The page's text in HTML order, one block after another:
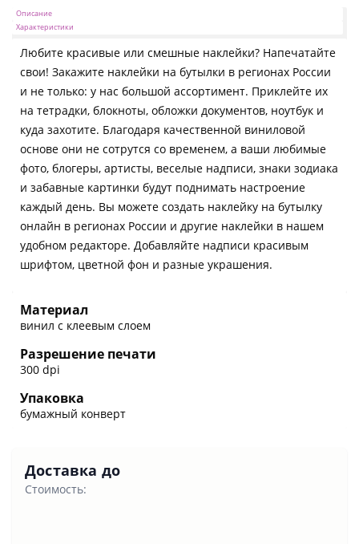
Описание
Характеристики
Любите красивые или смешные наклейки? Напечатайте
свои! Закажите наклейки на бутылки в регионах России
и не только: у нас большой ассортимент. Приклейте их
на тетрадки, блокноты, обложки документов, ноутбук и
куда захотите. Благодаря качественной виниловой
основе они не сотрутся со временем, а ваши любимые
фото, блогеры, артисты, веселые надписи, знаки зодиака
и забавные картинки будут поднимать настроение
каждый день. Вы можете создать наклейку на бутылку
онлайн в регионах России и другие наклейки в нашем
удобном редакторе. Добавляйте надписи красивым
шрифтом, цветной фон и разные украшения.
Материал
винил с клеевым слоем
Разрешение печати
300 dpi
Упаковка
бумажный конверт
Доставка до
Стоимость: